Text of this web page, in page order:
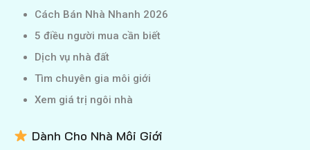
Cách Bán Nhà Nhanh 2026
5 điều người mua cần biết
Dịch vụ nhà đất
Tìm chuyên gia môi giới
Xem giá trị ngôi nhà
Dành Cho Nhà Môi Giới